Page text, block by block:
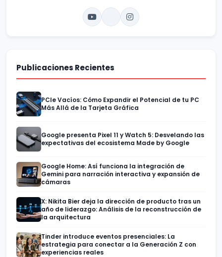
Publicaciones Recientes
PCIe Vacíos: Cómo Expandir el Potencial de tu PC
Más Allá de la Tarjeta Gráfica
Google presenta Pixel 11 y Watch 5: Desvelando las
expectativas del ecosistema Made by Google
Google Home: Así funciona la integración de
Gemini para narración interactiva y expansión de
cámaras
X: Nikita Bier deja la dirección de producto tras un
año de liderazgo: Análisis de la reconstrucción de
la arquitectura
Tinder introduce eventos presenciales: La
estrategia para conectar a la Generación Z con
experiencias reales